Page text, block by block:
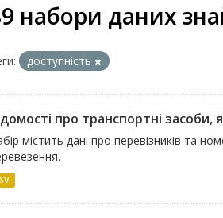
набори даних
доступність
про транспортні засоби,
містить дані про перевізників та